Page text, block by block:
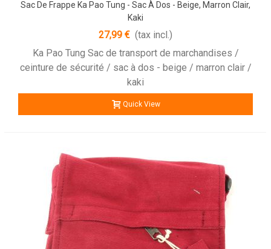
Sac De Frappe Ka Pao Tung - Sac À Dos - Beige, Marron Clair,
Kaki
27,99 € (tax incl.)
Ka Pao Tung Sac de transport de marchandises /
ceinture de sécurité / sac à dos - beige / marron clair /
kaki
Quick View